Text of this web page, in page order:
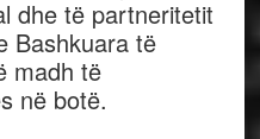
dhe të partneritetit
Bashkuara të
madh të
në botë.